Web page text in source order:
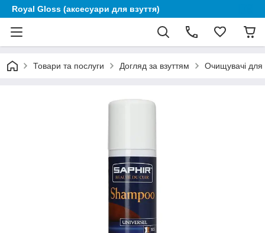
Royal Gloss (аксесуари для взуття)
Товари та послуги Догляд за взуттям Очищувачі для